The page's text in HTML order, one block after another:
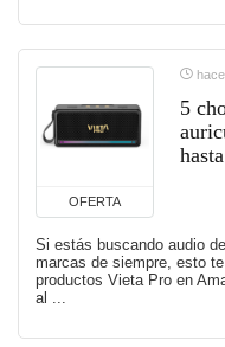
OFERTA
5
Si estás buscando audio
marcas de siempre, esto
productos Vieta Pro en
al ...